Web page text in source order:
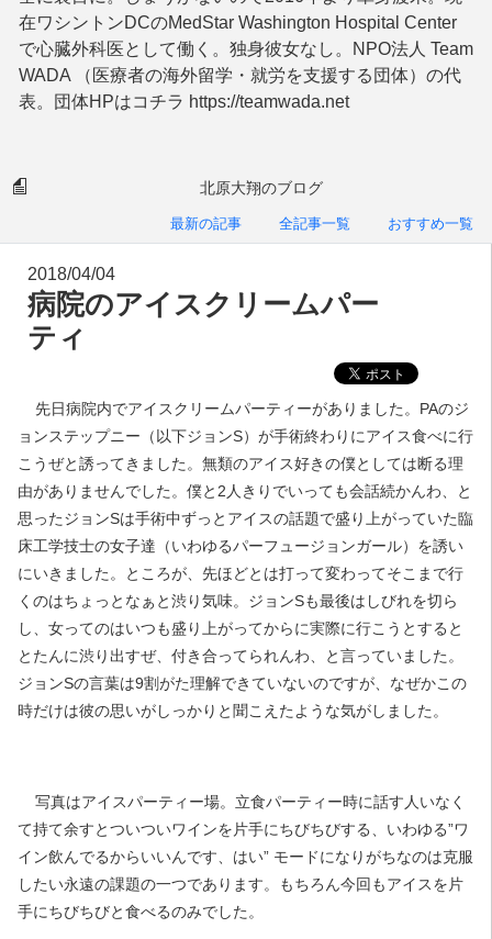
在ワシントンDCのMedStar Washington Hospital Center
で心臓外科医として働く。独身彼女なし。NPO法人 Team
WADA （医療者の海外留学・就労を支援する団体）の代
表。団体HPはコチラ https://teamwada.net
北原大翔のブログ
最新の記事 全記事一覧 おすすめ一覧
2018/04/04
病院のアイスクリームパー
ティ
先日病院内でアイスクリームパーティーがありました。PAのジ
ョンステップニー（以下ジョンS）が手術終わりにアイス食べに行
こうぜと誘ってきました。無類のアイス好きの僕としては断る理
由がありませんでした。僕と2人きりでいっても会話続かんわ、と
思ったジョンSは手術中ずっとアイスの話題で盛り上がっていた臨
床工学技士の女子達（いわゆるパーフュージョンガール）を誘い
にいきました。ところが、先ほどとは打って変わってそこまで行
くのはちょっとなぁと渋り気味。ジョンSも最後はしびれを切ら
し、女ってのはいつも盛り上がってからに実際に行こうとすると
とたんに渋り出すぜ、付き合ってられんわ、と言っていました。
ジョンSの言葉は9割がた理解できていないのですが、なぜかこの
時だけは彼の思いがしっかりと聞こえたような気がしました。
写真はアイスパーティー場。立食パーティー時に話す人いなく
て持て余すとついついワインを片手にちびちびする、いわゆる”ワ
イン飲んでるからいいんです、はい” モードになりがちなのは克服
したい永遠の課題の一つであります。もちろん今回もアイスを片
手にちびちびと食べるのみでした。